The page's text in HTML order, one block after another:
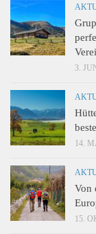
3.
14.
Von
15.